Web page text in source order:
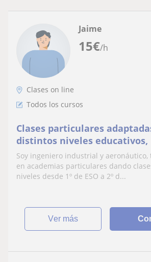
15€/h
Jaime
Clases on line
Todos los cursos
Clases particulares
distintos niveles educativos,
Bachillerato
Soy ingeniero industrial y aeronáutico,
en academias particulares dando
niveles desde 1º de ESO a 2º d...
ver más